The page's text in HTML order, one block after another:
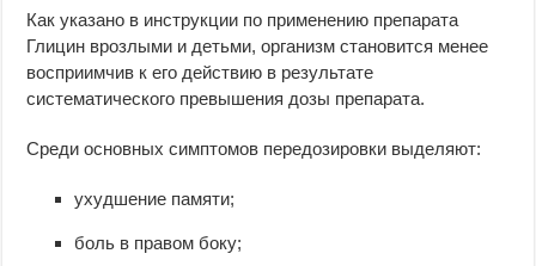
Как указано в инструкции по применению препарата
Глицин врозлыми и детьми, организм становится менее
восприимчив к его действию в результате
систематического превышения дозы препарата.
Среди основных симптомов передозировки выделяют:
ухудшение памяти;
боль в правом боку;